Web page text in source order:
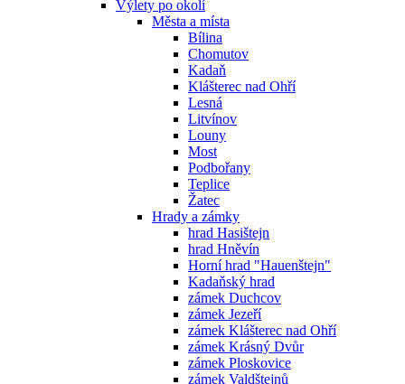
Výlety po okolí
Města a místa
Bílina
Chomutov
Kadaň
Klášterec nad Ohří
Lesná
Litvínov
Louny
Most
Podbořany
Teplice
Žatec
Hrady a zámky
hrad Hasištejn
hrad Hněvín
Horní hrad "Hauenštejn"
Kadaňský hrad
zámek Duchcov
zámek Jezeří
zámek Klášterec nad Ohří
zámek Krásný Dvůr
zámek Ploskovice
zámek Valdštejnů